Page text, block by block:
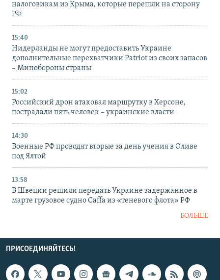
налоговикам из Крыма, которые перешли на сторону
РФ
15:40
Нидерланды не могут предоставить Украине
дополнительные перехватчики Patriot из своих запасов
– Минобороны страны
15:02
Российский дрон атаковал маршрутку в Херсоне,
пострадали пять человек – украинские власти
14:30
Военные РФ проводят вторые за день учения в Оливе
под Ялтой
13:58
В Швеции решили передать Украине задержанное в
марте грузовое судно Caffa из «теневого флота» РФ
БОЛЬШЕ
ПРИСОЕДИНЯЙТЕСЬ!